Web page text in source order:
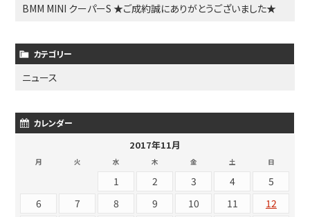
BMM MINI クーパーS ★ご成約誠にありがとうございました★
カテゴリー
ニュース
カレンダー
2017年11月
月 火 水 木 金 土 日
1 2 3 4
5
6
7 8 9 10 11
12